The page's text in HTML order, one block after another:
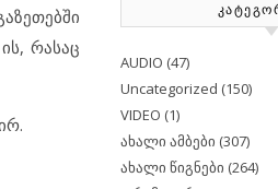
რასაც
AUDIO (47)
Uncategorized (150)
VIDEO (1)
ახალი ამბები (307)
ახალი წიგნები (264)